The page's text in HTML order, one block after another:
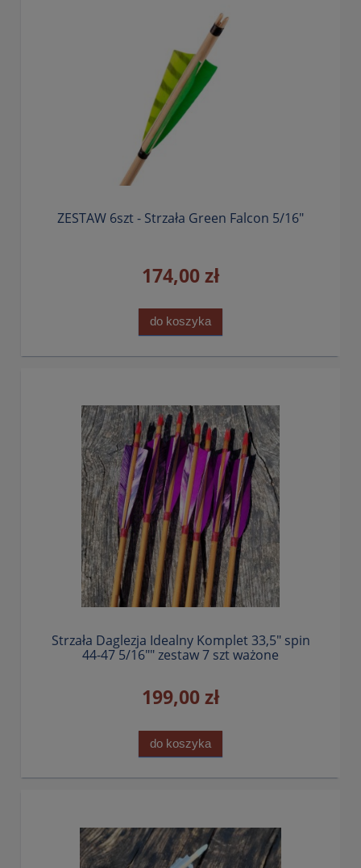
ZESTAW 6szt - Strzała Green Falcon 5/16"
174,00 zł
do koszyka
Strzała Daglezja Idealny Komplet 33,5" spin
44-47 5/16"" zestaw 7 szt ważone
199,00 zł
do koszyka